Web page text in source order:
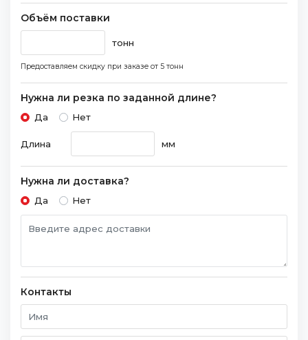
Объём поставки
тонн
Предоставляем скидку при заказе от 5 тонн
Нужна ли резка по заданной длине?
Да Нет
Длина мм
Нужна ли доставка?
Да Нет
Контакты